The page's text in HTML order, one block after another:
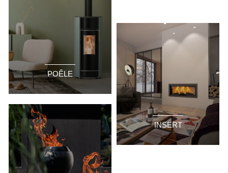
POÊLE
INSERT